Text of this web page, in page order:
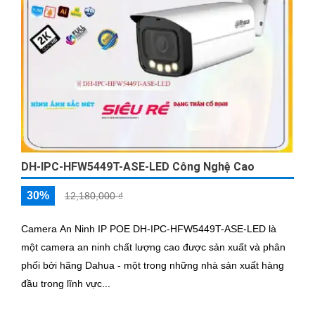
DH-IPC-HFW5449T-ASE-LED Công Nghệ Cao
30% 12,180,000 ₫
Camera An Ninh IP POE DH-IPC-HFW5449T-ASE-LED là
một camera an ninh chất lượng cao được sản xuất và phân
phối bởi hãng Dahua - một trong những nhà sản xuất hàng
đầu trong lĩnh vực...